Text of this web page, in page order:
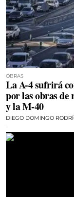
OBRAS
La A-4 sufrirá
por las obras
y la M-40
DIEGO DOMINGO